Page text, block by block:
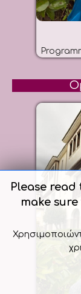
Please
make